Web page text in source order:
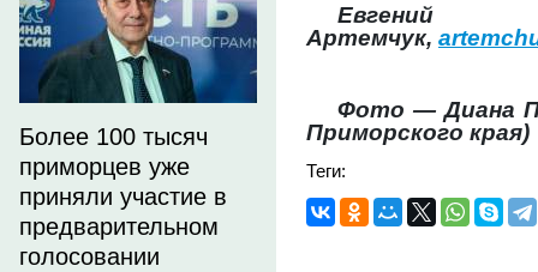
Более 100 тысяч
приморцев уже
приняли участие в
предварительном
голосовании
Евгений
Артемчук,
Фото — Диана
Приморского края)
Теги: